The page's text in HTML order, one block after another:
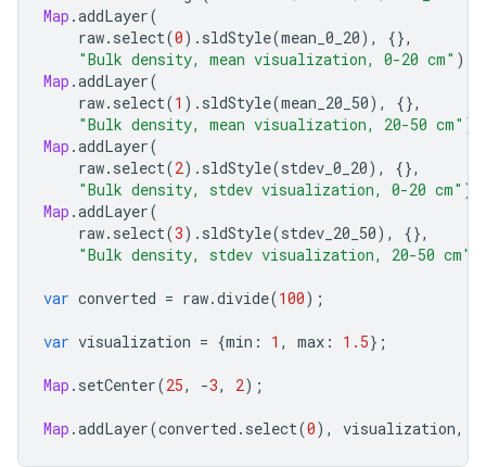
Map .addLayer(
raw. select(0). sldStyle(mean_0_20),
{},
"Bulk density, mean visualization, 0-20 cm" );
Map .addLayer(
raw. select(1 ). sldStyle(mean_20_50),
{},
"Bulk density, mean visualization, 20-50 cm" );
Map .addLayer(
raw. select(2). sldStyle(stdev_0_20),
{},
"Bulk density, stdev visualization, 0-20 cm" );
Map .addLayer(
raw. select(3). sldStyle(stdev_20_50),
{},
"Bulk density, stdev visualization, 20-50 cm"
var converted = raw.divide(100);
var visualization = {min : 1 , max : 1.5};
Map . setCenter(25, -3, 2);
Map .addLayer(converted . select(0), visualization,